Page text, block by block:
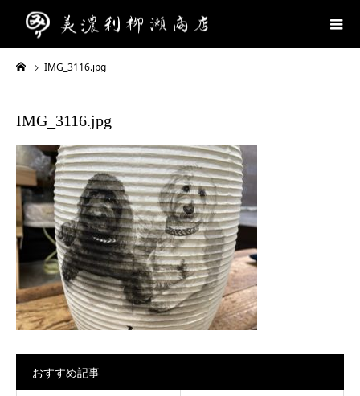
IMG_3116.jpg
IMG_3116.jpg
おすすめ記事